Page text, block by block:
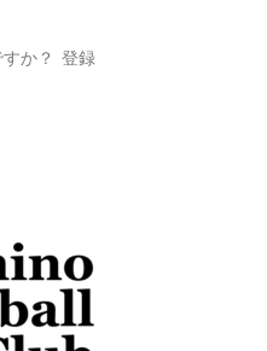
か？ 登録